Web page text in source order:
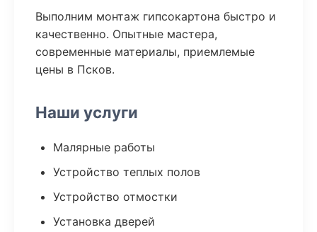
Выполним монтаж гипсокартона быстро и
качественно. Опытные мастера,
современные материалы, приемлемые
цены в Псков.
Наши услуги
Малярные работы
Устройство теплых полов
Устройство отмостки
Установка дверей